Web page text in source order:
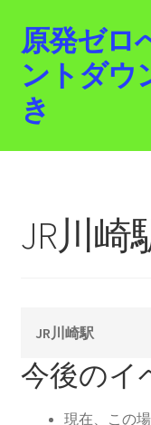
ナ
ビ
ゲ
ー
シ
コ
ン
テ
ン
ツ
原発ゼロ
ントダウ
き
ホーム
活動紹介
原発ゼロ金曜日
2013.3.10 第２
JR川崎
JR川崎駅
今後のイ
現在、この